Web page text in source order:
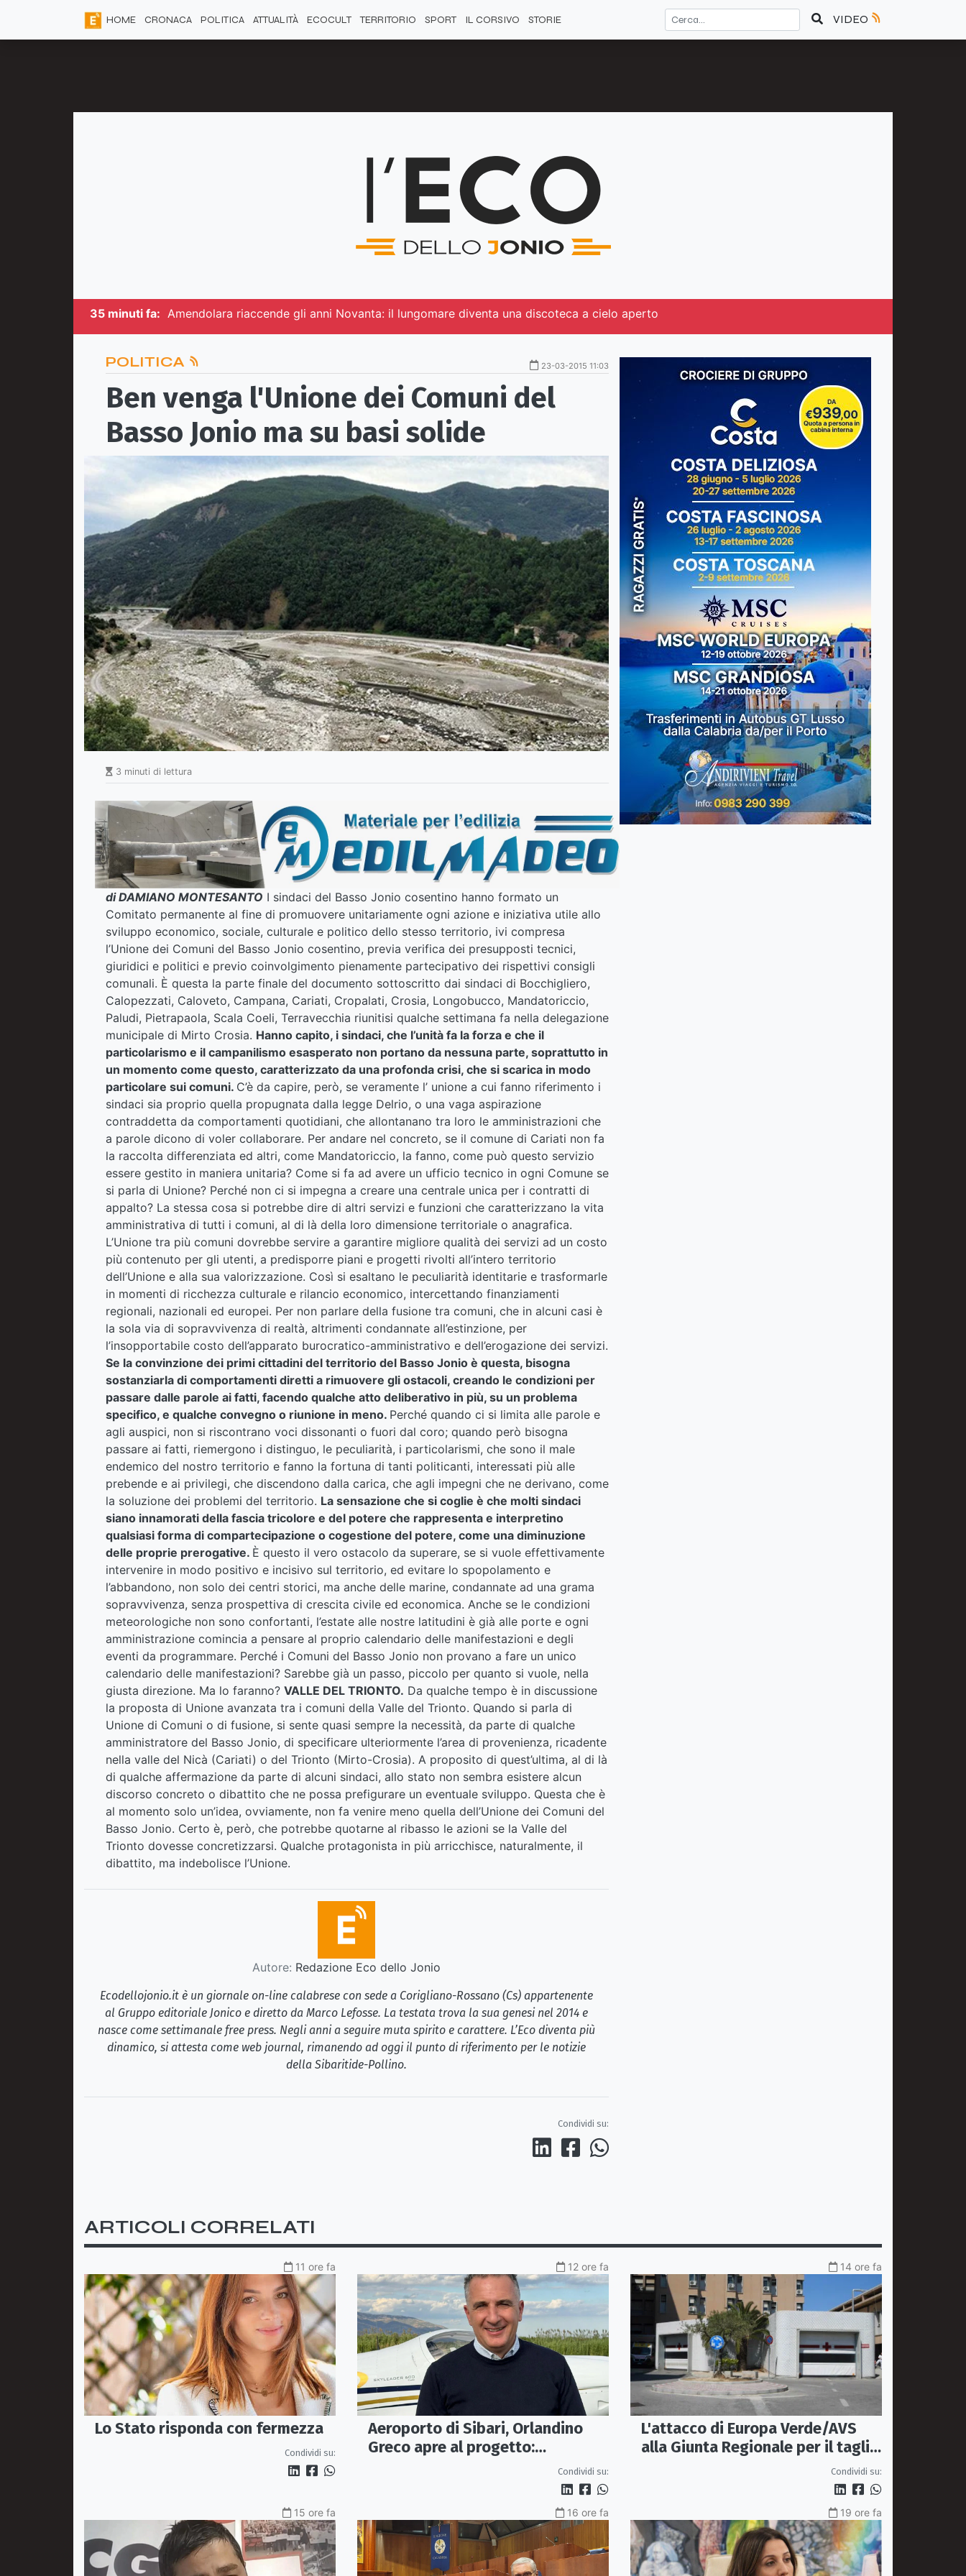
HOME CRONACA POLITICA ATTUALITÀ ECOCULT TERRITORIO SPORT IL CORSIVO STORIE VIDEO
35 minuti fa: Amendolara riaccende gli anni Novanta: il lungomare diventa una discoteca a cielo aperto
POLITICA 23-03-2015 11:03
Ben venga l'Unione dei Comuni del
Basso Jonio ma su basi solide
3 minuti di lettura
di DAMIANO MONTESANTO I sindaci del Basso Jonio cosentino hanno formato un
Comitato permanente al fine di promuovere unitariamente ogni azione e iniziativa utile allo
sviluppo economico, sociale, culturale e politico dello stesso territorio, ivi compresa
l’Unione dei Comuni del Basso Jonio cosentino, previa verifica dei presupposti tecnici,
giuridici e politici e previo coinvolgimento pienamente partecipativo dei rispettivi consigli
comunali. È questa la parte finale del documento sottoscritto dai sindaci di Bocchigliero,
Calopezzati, Caloveto, Campana, Cariati, Cropalati, Crosia, Longobucco, Mandatoriccio,
Paludi, Pietrapaola, Scala Coeli, Terravecchia riunitisi qualche settimana fa nella delegazione
municipale di Mirto Crosia. Hanno capito, i sindaci, che l’unità fa la forza e che il
particolarismo e il campanilismo esasperato non portano da nessuna parte, soprattutto in
un momento come questo, caratterizzato da una profonda crisi, che si scarica in modo
particolare sui comuni. C’è da capire, però, se veramente l’ unione a cui fanno riferimento i
sindaci sia proprio quella propugnata dalla legge Delrio, o una vaga aspirazione
contraddetta da comportamenti quotidiani, che allontanano tra loro le amministrazioni che
a parole dicono di voler collaborare. Per andare nel concreto, se il comune di Cariati non fa
la raccolta differenziata ed altri, come Mandatoriccio, la fanno, come può questo servizio
essere gestito in maniera unitaria? Come si fa ad avere un ufficio tecnico in ogni Comune se
si parla di Unione? Perché non ci si impegna a creare una centrale unica per i contratti di
appalto? La stessa cosa si potrebbe dire di altri servizi e funzioni che caratterizzano la vita
amministrativa di tutti i comuni, al di là della loro dimensione territoriale o anagrafica.
L’Unione tra più comuni dovrebbe servire a garantire migliore qualità dei servizi ad un costo
più contenuto per gli utenti, a predisporre piani e progetti rivolti all’intero territorio
dell’Unione e alla sua valorizzazione. Così si esaltano le peculiarità identitarie e trasformarle
in momenti di ricchezza culturale e rilancio economico, intercettando finanziamenti
regionali, nazionali ed europei. Per non parlare della fusione tra comuni, che in alcuni casi è
la sola via di sopravvivenza di realtà, altrimenti condannate all’estinzione, per
l’insopportabile costo dell’apparato burocratico-amministrativo e dell’erogazione dei servizi.
Se la convinzione dei primi cittadini del territorio del Basso Jonio è questa, bisogna
sostanziarla di comportamenti diretti a rimuovere gli ostacoli, creando le condizioni per
passare dalle parole ai fatti, facendo qualche atto deliberativo in più, su un problema
specifico, e qualche convegno o riunione in meno. Perché quando ci si limita alle parole e
agli auspici, non si riscontrano voci dissonanti o fuori dal coro; quando però bisogna
passare ai fatti, riemergono i distinguo, le peculiarità, i particolarismi, che sono il male
endemico del nostro territorio e fanno la fortuna di tanti politicanti, interessati più alle
prebende e ai privilegi, che discendono dalla carica, che agli impegni che ne derivano, come
la soluzione dei problemi del territorio. La sensazione che si coglie è che molti sindaci
siano innamorati della fascia tricolore e del potere che rappresenta e interpretino
qualsiasi forma di compartecipazione o cogestione del potere, come una diminuzione
delle proprie prerogative. È questo il vero ostacolo da superare, se si vuole effettivamente
intervenire in modo positivo e incisivo sul territorio, ed evitare lo spopolamento e
l’abbandono, non solo dei centri storici, ma anche delle marine, condannate ad una grama
sopravvivenza, senza prospettiva di crescita civile ed economica. Anche se le condizioni
meteorologiche non sono confortanti, l’estate alle nostre latitudini è già alle porte e ogni
amministrazione comincia a pensare al proprio calendario delle manifestazioni e degli
eventi da programmare. Perché i Comuni del Basso Jonio non provano a fare un unico
calendario delle manifestazioni? Sarebbe già un passo, piccolo per quanto si vuole, nella
giusta direzione. Ma lo faranno? VALLE DEL TRIONTO. Da qualche tempo è in discussione
la proposta di Unione avanzata tra i comuni della Valle del Trionto. Quando si parla di
Unione di Comuni o di fusione, si sente quasi sempre la necessità, da parte di qualche
amministratore del Basso Jonio, di specificare ulteriormente l’area di provenienza, ricadente
nella valle del Nicà (Cariati) o del Trionto (Mirto-Crosia). A proposito di quest’ultima, al di là
di qualche affermazione da parte di alcuni sindaci, allo stato non sembra esistere alcun
discorso concreto o dibattito che ne possa prefigurare un eventuale sviluppo. Questa che è
al momento solo un’idea, ovviamente, non fa venire meno quella dell’Unione dei Comuni del
Basso Jonio. Certo è, però, che potrebbe quotarne al ribasso le azioni se la Valle del
Trionto dovesse concretizzarsi. Qualche protagonista in più arricchisce, naturalmente, il
dibattito, ma indebolisce l’Unione.
Autore: Redazione Eco dello Jonio
Ecodellojonio.it è un giornale on-line calabrese con sede a Corigliano-Rossano (Cs) appartenente
al Gruppo editoriale Jonico e diretto da Marco Lefosse. La testata trova la sua genesi nel 2014 e
nasce come settimanale free press. Negli anni a seguire muta spirito e carattere. L’Eco diventa più
dinamico, si attesta come web journal, rimanendo ad oggi il punto di riferimento per le notizie
della Sibaritide-Pollino.
Condividi su:
ARTICOLI CORRELATI
11 ore fa
Lo Stato risponda con fermezza
Condividi su:
12 ore fa
Aeroporto di Sibari, Orlandino
Greco apre al progetto:
Condividi su:
14 ore fa
L'attacco di Europa Verde/AVS
alla Giunta Regionale per il taglio
del'emodinamica di RossanoCondividi su:
15 ore fa 16 ore fa 19 ore fa